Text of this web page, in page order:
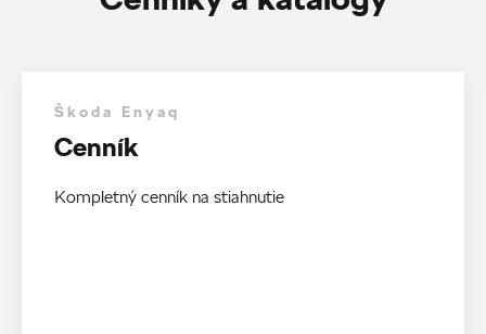
Škoda Enyaq
Cenník
Kompletný cenník na stiahnutie